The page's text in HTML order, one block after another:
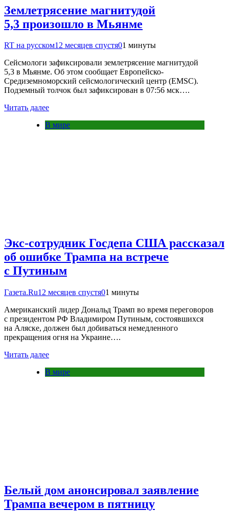
Землетрясение магнитудой
5,3 произошло в Мьянме
RT на русском12 месяцев спустя01 минуты
Сейсмологи зафиксировали землетрясение магнитудой
5,3 в Мьянме. Об этом сообщает Европейско-
Средиземноморский сейсмологический центр (EMSC).
Подземный толчок был зафиксирован в 07:56 мск….
Читать далее
В мире
Экс-сотрудник Госдепа США рассказал
об ошибке Трампа на встрече
с Путиным
Газета.Ru12 месяцев спустя01 минуты
Американский лидер Дональд Трамп во время переговоров
с президентом РФ Владимиром Путиным, состоявшихся
на Аляске, должен был добиваться немедленного
прекращения огня на Украине….
Читать далее
В мире
Белый дом анонсировал заявление
Трампа вечером в пятницу